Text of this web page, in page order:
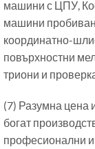
машини с ЦПУ,
машини
координатно-
повърхностни
триони и
(7) Разумна цена
богат
професионални